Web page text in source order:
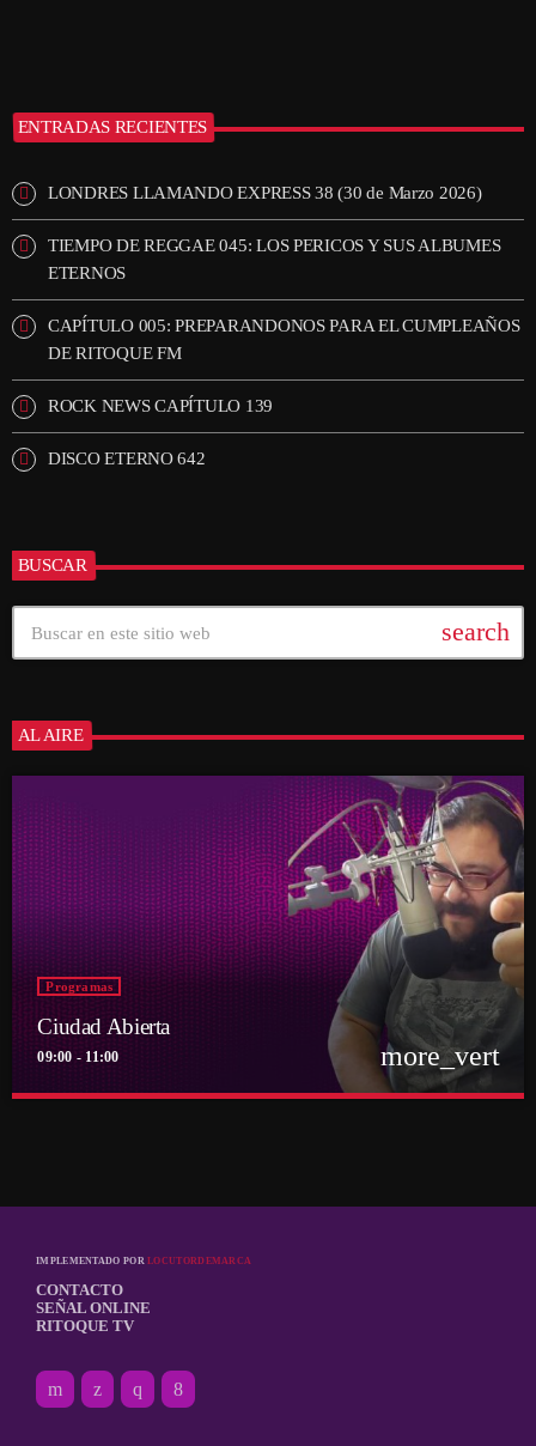
ENTRADAS RECIENTES
LONDRES LLAMANDO EXPRESS 38 (30 de Marzo 2026)
TIEMPO DE REGGAE 045: LOS PERICOS Y SUS ALBUMES
ETERNOS
CAPÍTULO 005: PREPARANDONOS PARA EL CUMPLEAÑOS
DE RITOQUE FM
ROCK NEWS CAPÍTULO 139
DISCO ETERNO 642
BUSCAR
search
AL AIRE
Programas
Ciudad Abierta
09:00 - 11:00 more_vert
El punto de encuentro diario de la comunidad Ritoquera
IMPLEMENTADO PORLOCUTORDEMARCA
CONTACTO
SEÑAL ONLINE
RITOQUE TV